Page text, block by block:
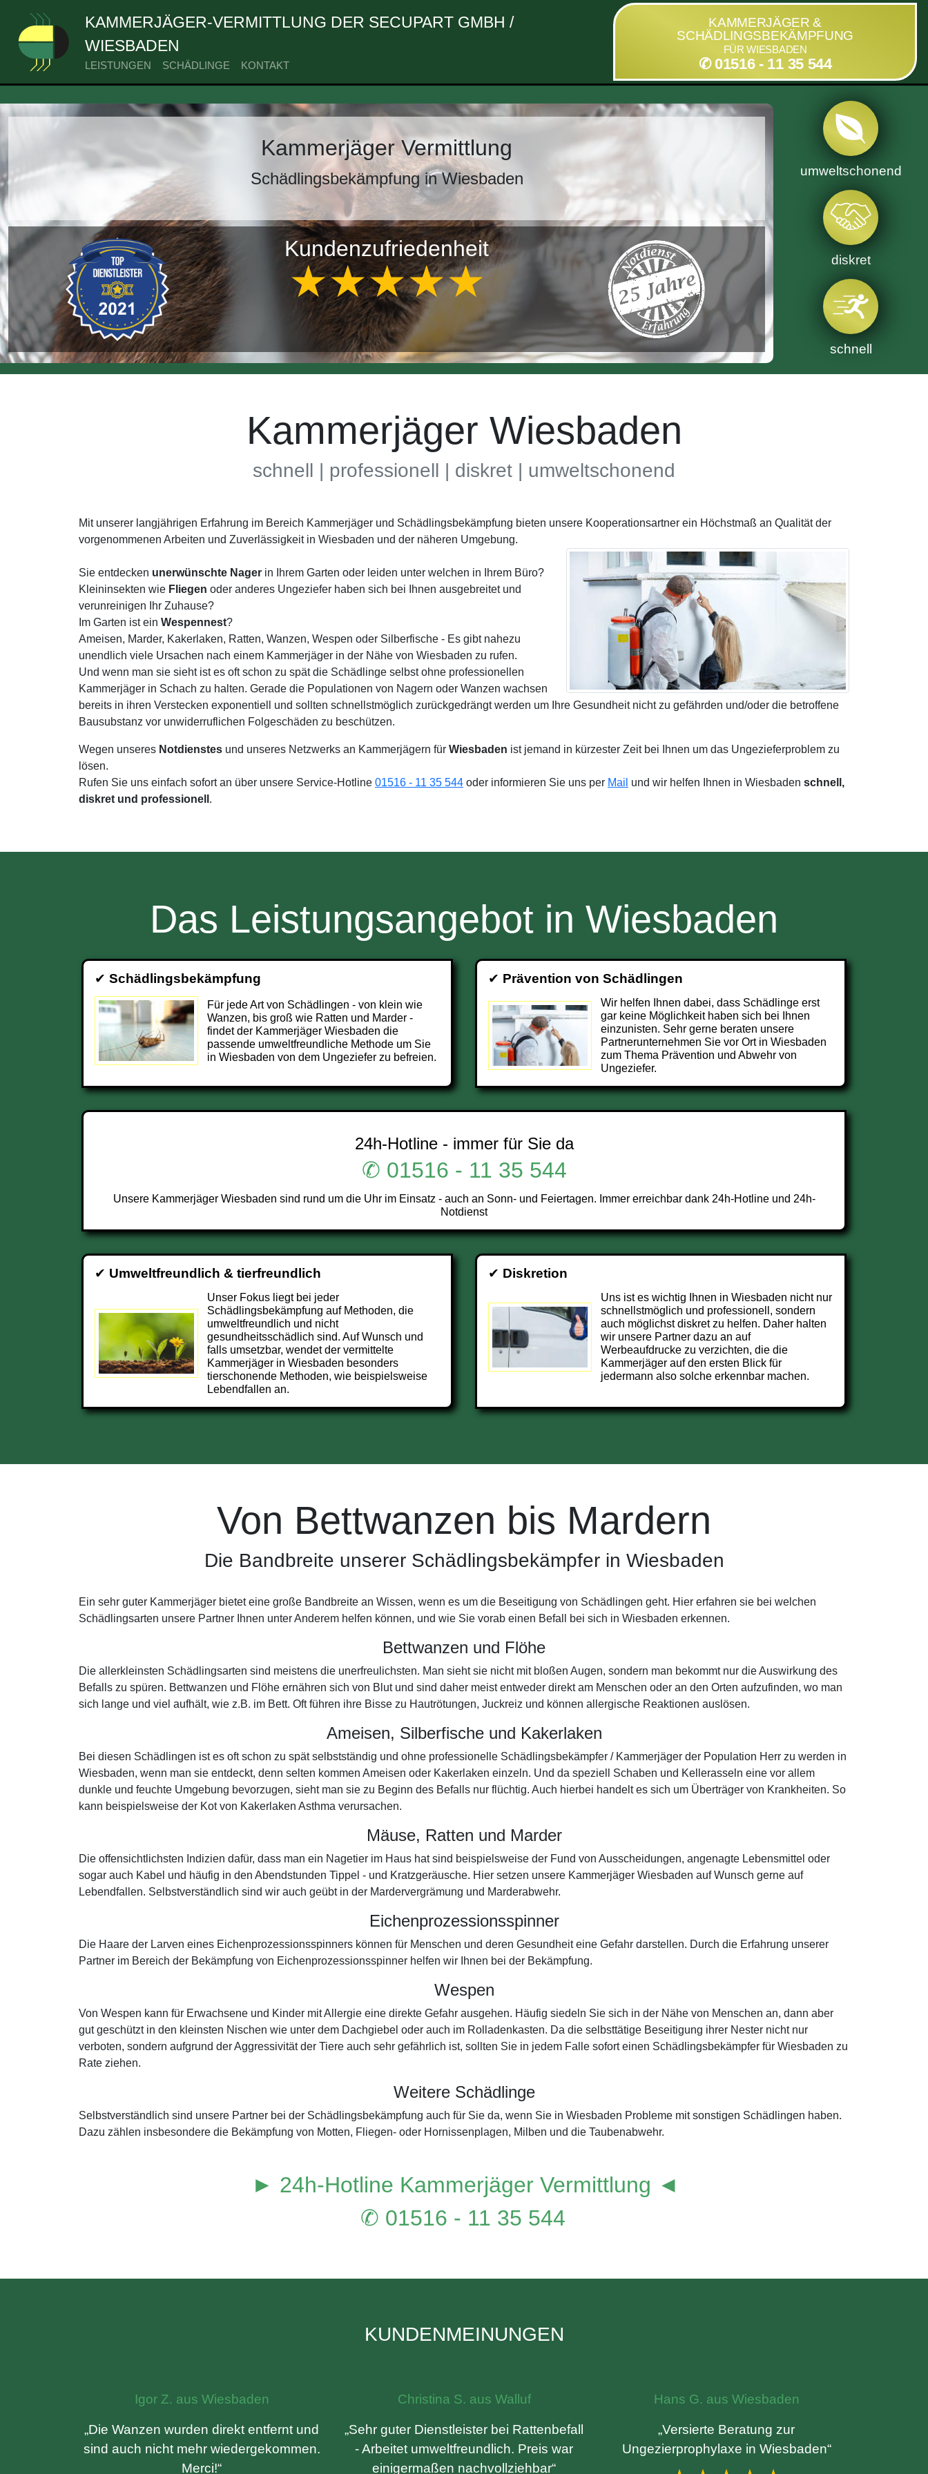
KAMMERJÄGER-VERMITTLUNG DER SECUPART GMBH /
WIESBADEN
LEISTUNGEN SCHÄDLINGE KONTAKT
KAMMERJÄGER &
SCHÄDLINGSBEKÄMPFUNG
FÜR WIESBADEN
✆ 01516 - 11 35 544
Kammerjäger Vermittlung
Schädlingsbekämpfung in Wiesbaden
Kundenzufriedenheit
★★★★★
umweltschonend
diskret
schnell
Kammerjäger Wiesbaden
schnell | professionell | diskret | umweltschonend
Mit unserer langjährigen Erfahrung im Bereich Kammerjäger und Schädlingsbekämpfung bieten unsere Kooperationsartner ein Höchstmaß an Qualität der
vorgenommenen Arbeiten und Zuverlässigkeit in Wiesbaden und der näheren Umgebung.
Sie entdecken unerwünschte Nager in Ihrem Garten oder leiden unter welchen in Ihrem Büro?
Kleininsekten wie Fliegen oder anderes Ungeziefer haben sich bei Ihnen ausgebreitet und
verunreinigen Ihr Zuhause?
Im Garten ist ein Wespennest?
Ameisen, Marder, Kakerlaken, Ratten, Wanzen, Wespen oder Silberfische - Es gibt nahezu
unendlich viele Ursachen nach einem Kammerjäger in der Nähe von Wiesbaden zu rufen.
Und wenn man sie sieht ist es oft schon zu spät die Schädlinge selbst ohne professionellen
Kammerjäger in Schach zu halten. Gerade die Populationen von Nagern oder Wanzen wachsen
bereits in ihren Verstecken exponentiell und sollten schnellstmöglich zurückgedrängt werden um Ihre Gesundheit nicht zu gefährden und/oder die betroffene
Bausubstanz vor unwiderruflichen Folgeschäden zu beschützen.
Wegen unseres Notdienstes und unseres Netzwerks an Kammerjägern für Wiesbaden ist jemand in kürzester Zeit bei Ihnen um das Ungezieferproblem zu
lösen.
Rufen Sie uns einfach sofort an über unsere Service-Hotline 01516 - 11 35 544 oder informieren Sie uns per Mail und wir helfen Ihnen in Wiesbaden schnell,
diskret und professionell .
Das Leistungsangebot in Wiesbaden
✔ Schädlingsbekämpfung
Für jede Art von Schädlingen - von klein wie
Wanzen, bis groß wie Ratten und Marder -
findet der Kammerjäger Wiesbaden die
passende umweltfreundliche Methode um Sie
in Wiesbaden von dem Ungeziefer zu befreien.
✔ Prävention von Schädlingen
Wir helfen Ihnen dabei, dass Schädlinge erst
gar keine Möglichkeit haben sich bei Ihnen
einzunisten. Sehr gerne beraten unsere
Partnerunternehmen Sie vor Ort in Wiesbaden
zum Thema Prävention und Abwehr von
Ungeziefer.
24h-Hotline - immer für Sie da
✆ 01516 - 11 35 544
Unsere Kammerjäger Wiesbaden sind rund um die Uhr im Einsatz - auch an Sonn- und Feiertagen. Immer erreichbar dank 24h-Hotline und 24h-
Notdienst
✔ Umweltfreundlich & tierfreundlich
Unser Fokus liegt bei jeder
Schädlingsbekämpfung auf Methoden, die
umweltfreundlich und nicht
gesundheitsschädlich sind. Auf Wunsch und
falls umsetzbar, wendet der vermittelte
Kammerjäger in Wiesbaden besonders
tierschonende Methoden, wie beispielsweise
Lebendfallen an.
✔ Diskretion
Uns ist es wichtig Ihnen in Wiesbaden nicht nur
schnellstmöglich und professionell, sondern
auch möglichst diskret zu helfen. Daher halten
wir unsere Partner dazu an auf
Werbeaufdrucke zu verzichten, die die
Kammerjäger auf den ersten Blick für
jedermann also solche erkennbar machen.
Von Bettwanzen bis Mardern
Die Bandbreite unserer Schädlingsbekämpfer in Wiesbaden
Ein sehr guter Kammerjäger bietet eine große Bandbreite an Wissen, wenn es um die Beseitigung von Schädlingen geht. Hier erfahren sie bei welchen
Schädlingsarten unsere Partner Ihnen unter Anderem helfen können, und wie Sie vorab einen Befall bei sich in Wiesbaden erkennen.
Bettwanzen und Flöhe
Die allerkleinsten Schädlingsarten sind meistens die unerfreulichsten. Man sieht sie nicht mit bloßen Augen, sondern man bekommt nur die Auswirkung des
Befalls zu spüren. Bettwanzen und Flöhe ernähren sich von Blut und sind daher meist entweder direkt am Menschen oder an den Orten aufzufinden, wo man
sich lange und viel aufhält, wie z.B. im Bett. Oft führen ihre Bisse zu Hautrötungen, Juckreiz und können allergische Reaktionen auslösen.
Ameisen, Silberfische und Kakerlaken
Bei diesen Schädlingen ist es oft schon zu spät selbstständig und ohne professionelle Schädlingsbekämpfer / Kammerjäger der Population Herr zu werden in
Wiesbaden, wenn man sie entdeckt, denn selten kommen Ameisen oder Kakerlaken einzeln. Und da speziell Schaben und Kellerasseln eine vor allem
dunkle und feuchte Umgebung bevorzugen, sieht man sie zu Beginn des Befalls nur flüchtig. Auch hierbei handelt es sich um Überträger von Krankheiten. So
kann beispielsweise der Kot von Kakerlaken Asthma verursachen.
Mäuse, Ratten und Marder
Die offensichtlichsten Indizien dafür, dass man ein Nagetier im Haus hat sind beispielsweise der Fund von Ausscheidungen, angenagte Lebensmittel oder
sogar auch Kabel und häufig in den Abendstunden Tippel - und Kratzgeräusche. Hier setzen unsere Kammerjäger Wiesbaden auf Wunsch gerne auf
Lebendfallen. Selbstverständlich sind wir auch geübt in der Mardervergrämung und Marderabwehr.
Eichenprozessionsspinner
Die Haare der Larven eines Eichenprozessionsspinners können für Menschen und deren Gesundheit eine Gefahr darstellen. Durch die Erfahrung unserer
Partner im Bereich der Bekämpfung von Eichenprozessionsspinner helfen wir Ihnen bei der Bekämpfung.
Wespen
Von Wespen kann für Erwachsene und Kinder mit Allergie eine direkte Gefahr ausgehen. Häufig siedeln Sie sich in der Nähe von Menschen an, dann aber
gut geschützt in den kleinsten Nischen wie unter dem Dachgiebel oder auch im Rolladenkasten. Da die selbsttätige Beseitigung ihrer Nester nicht nur
verboten, sondern aufgrund der Aggressivität der Tiere auch sehr gefährlich ist, sollten Sie in jedem Falle sofort einen Schädlingsbekämpfer für Wiesbaden zu
Rate ziehen.
Weitere Schädlinge
Selbstverständlich sind unsere Partner bei der Schädlingsbekämpfung auch für Sie da, wenn Sie in Wiesbaden Probleme mit sonstigen Schädlingen haben.
Dazu zählen insbesondere die Bekämpfung von Motten, Fliegen- oder Hornissenplagen, Milben und die Taubenabwehr.
► 24h-Hotline Kammerjäger Vermittlung ◄
✆ 01516 - 11 35 544
KUNDENMEINUNGEN
Igor Z. aus Wiesbaden
„Die Wanzen wurden direkt entfernt und
sind auch nicht mehr wiedergekommen.
Merci!“
Christina S. aus Walluf
„Sehr guter Dienstleister bei Rattenbefall
- Arbeitet umweltfreundlich. Preis war
einigermaßen nachvollziehbar“
Hans G. aus Wiesbaden
„Versierte Beratung zur
Ungezierprophylaxe in Wiesbaden“